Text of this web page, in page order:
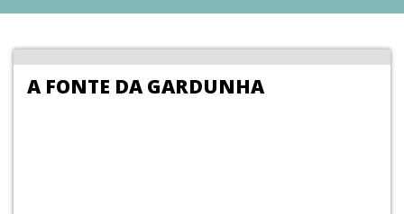
A FONTE DA GARDUNHA